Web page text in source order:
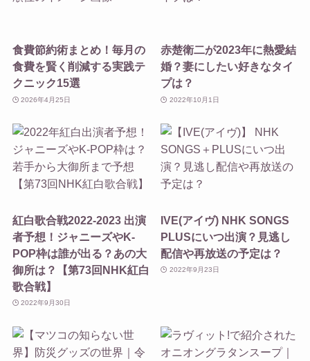
食費節約術まとめ！毎月の
食費を賢く削減する実践テ
クニック15選
2026年4月25日
赤楚衛二が2023年に熱愛結
婚？妻にしたい好きなタイ
プは？
2022年10月1日
紅白歌合戦2022-2023 出演
者予想！ジャニーズやK-
POP枠は誰が出る？あの大
御所は？【第73回NHK紅白
歌合戦】
2022年9月30日
IVE(アイヴ) NHK SONGS
PLUSにいつ出演？見逃し
配信や再放送の予定は？
2022年9月23日